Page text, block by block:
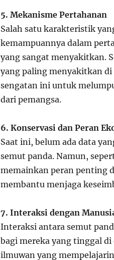
5. Mekanisme Pertahanan
Salah satu karakteristik
kemampuannya dalam
yang sangat menyakitkan.
yang paling menyakitkan di
sengatan ini untuk
dari pemangsa.
6. Konservasi dan Peran
Saat ini, belum ada data
semut panda. Namun,
memainkan peran penting
membantu menjaga
7. Interaksi dengan
Interaksi antara semut
bagi mereka yang tinggal
ilmuwan yang